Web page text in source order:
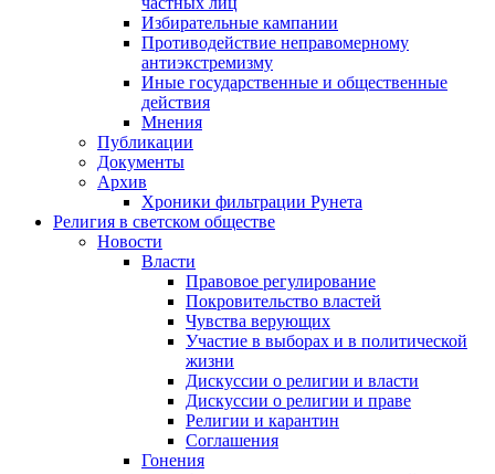
Избирательные кампании
Противодействие неправомерному
антиэкстремизму
Иные государственные и общественные
действия
Мнения
Публикации
Документы
Архив
Хроники фильтрации Рунета
Религия в светском обществе
Новости
Власти
Правовое регулирование
Покровительство властей
Чувства верующих
Участие в выборах и в политической
жизни
Дискуссии о религии и власти
Дискуссии о религии и праве
Религии и карантин
Соглашения
Гонения